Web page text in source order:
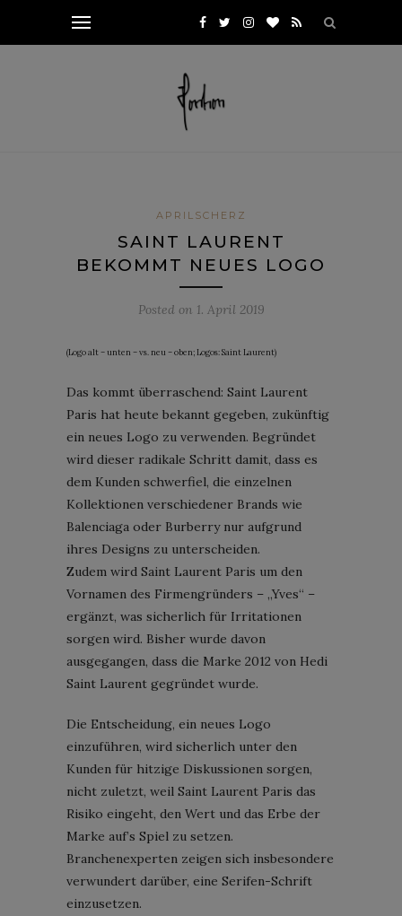
APRILSCHERZ
SAINT LAURENT
BEKOMMT NEUES LOGO
Posted on 1. April 2019
(Logo alt – unten – vs. neu – oben; Logos: Saint Laurent)
Das kommt überraschend: Saint Laurent
Paris hat heute bekannt gegeben, zukünftig
ein neues Logo zu verwenden. Begründet
wird dieser radikale Schritt damit, dass es
dem Kunden schwerfiel, die einzelnen
Kollektionen verschiedener Brands wie
Balenciaga oder Burberry nur aufgrund
ihres Designs zu unterscheiden.
Zudem wird Saint Laurent Paris um den
Vornamen des Firmengründers – „Yves“ –
ergänzt, was sicherlich für Irritationen
sorgen wird. Bisher wurde davon
ausgegangen, dass die Marke 2012 von Hedi
Saint Laurent gegründet wurde.
Die Entscheidung, ein neues Logo
einzuführen, wird sicherlich unter den
Kunden für hitzige Diskussionen sorgen,
nicht zuletzt, weil Saint Laurent Paris das
Risiko eingeht, den Wert und das Erbe der
Marke auf’s Spiel zu setzen.
Branchenexperten zeigen sich insbesondere
verwundert darüber, eine Serifen-Schrift
einzusetzen.